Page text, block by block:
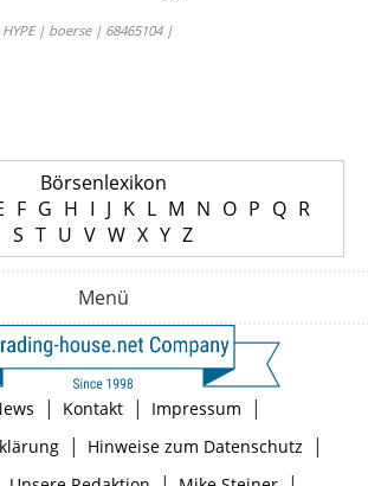
| boerse | 68465104 |
Börsenlexikon
F G H I J K L M N O P Q R
S T U V W X Y Z
Menü
| Kontakt | Impressum |
| Hinweise zum Datenschutz |